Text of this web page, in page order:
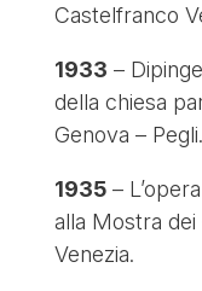
Castelfranco
1933 –
della chiesa
Genova – Pegli.
1935– L’opera
alla Mostra dei
Venezia.